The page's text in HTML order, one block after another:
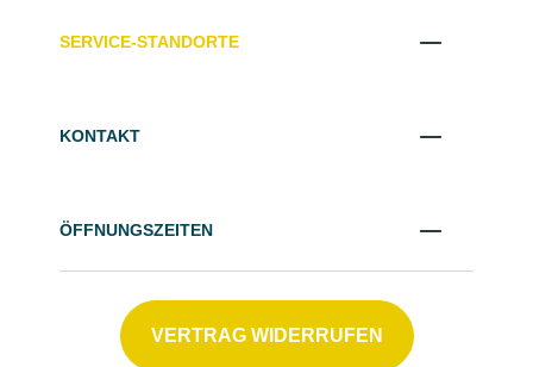
SERVICE-STANDORTE
KONTAKT
ÖFFNUNGSZEITEN
VERTRAG WIDERRUFEN